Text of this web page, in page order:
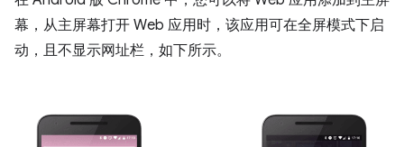
幕，从主屏幕打开 Web 应用时，该应用可在全屏模式下启
动，且不显示网址栏，如下所示。